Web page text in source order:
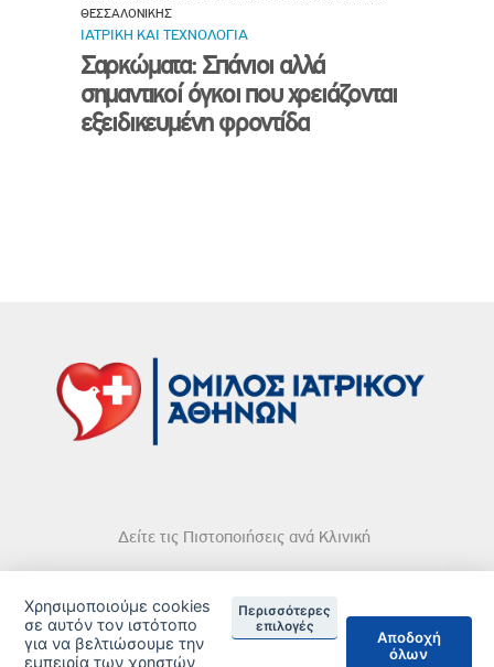
ΘΕΣΣΑΛΟΝΙΚΗΣ
ΙΑΤΡΙΚΗ ΚΑΙ ΤΕΧΝΟΛΟΓΙΑ
Σαρκώματα: Σπάνιοι αλλά
σημαντικοί όγκοι που χρειάζονται
εξειδικευμένη φροντίδα
Δείτε τις Πιστοποιήσεις ανά Κλινική
Χρησιμοποιούμε cookies
σε αυτόν τον ιστότοπο
για να βελτιώσουμε την
εμπειρία των χρηστών
Περισσότερες
επιλογές
Αποδοχή
όλων